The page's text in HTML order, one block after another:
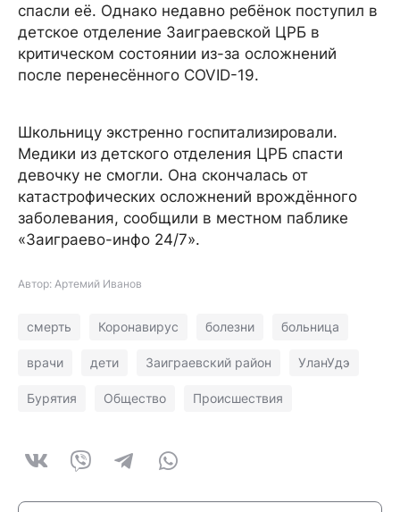
спасли её. Однако недавно ребёнок поступил в
детское отделение Заиграевской ЦРБ в
критическом состоянии из-за осложнений
после перенесённого COVID-19.
Школьницу экстренно госпитализировали.
Медики из детского отделения ЦРБ спасти
девочку не смогли. Она скончалась от
катастрофических осложнений врождённого
заболевания, сообщили в местном паблике
«Заиграево-инфо 24/7».
Автор: Артемий Иванов
смерть Коронавирус болезни больница
врачи дети Заиграевский район УланУдэ
Бурятия Общество Происшествия